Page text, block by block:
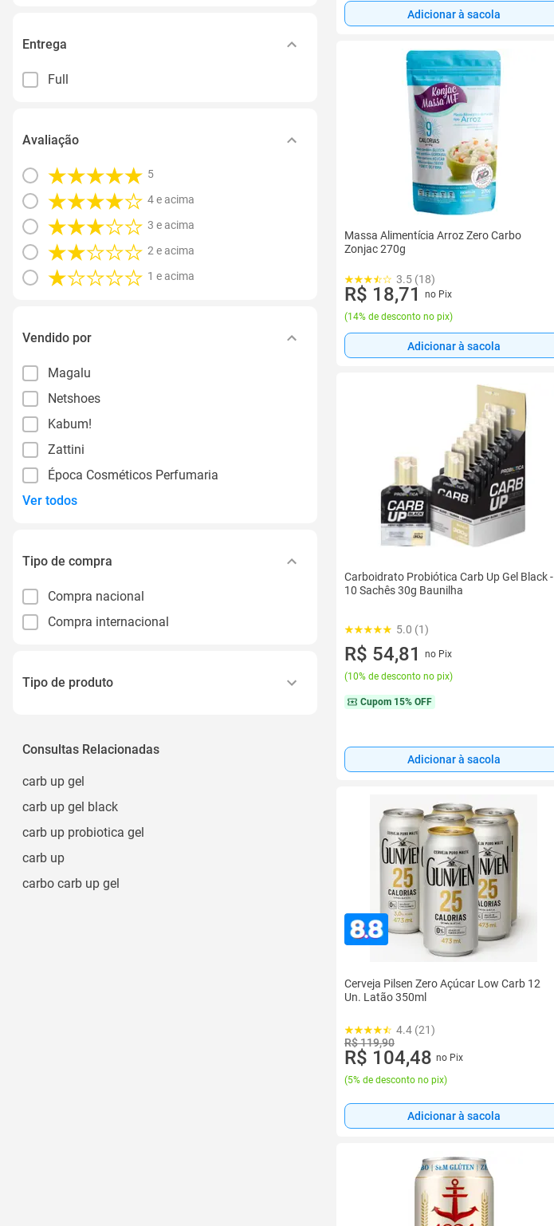
Entrega
Full
Avaliação
5
4 e acima
3 e acima
2 e acima
1 e acima
Vendido por
Magalu
Netshoes
Kabum!
Zattini
Época Cosméticos Perfumaria
Ver todos
Tipo de compra
Compra nacional
Compra internacional
Tipo de produto
Carburador para Veículos
Consultas Relacionadas
carb up gel
carb up gel black
carb up probiotica gel
carb up
carbo carb up gel
Adicionar à sacola
Massa Alimentícia Arroz Zero Carbo
Zonjac 270g
3.5 (18)
R$ 18,71
no Pix
(14% de desconto no pix)
Adicionar à sacola
Carboidrato Probiótica Carb Up Gel Black -
10 Sachês 30g Baunilha
5.0 (1)
R$ 54,81
no Pix
(10% de desconto no pix)
Cupom 15% OFF
Adicionar à sacola
Cerveja Pilsen Zero Açúcar Low Carb 12
Un. Latão 350ml
4.4 (21)
R$ 119,90
R$ 104,48 no Pix
(5% de desconto no pix)
Adicionar à sacola